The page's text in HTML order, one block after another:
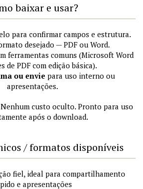
baixar e usar?
para confirmar campos e estrutura.
desejado — PDF ou Word.
ferramentas comuns (Microsoft Word
de PDF com edição básica).
ou envie para uso interno ou
apresentações.
custo oculto. Pronto para uso
após o download.
/ formatos disponíveis
fiel, ideal para compartilhamento
e apresentações